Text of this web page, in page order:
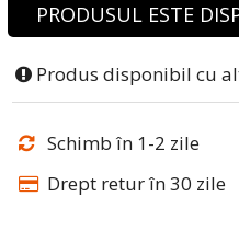
PRODUSUL ESTE
Produs disponibil cu
Schimb în 1-2 zile
Drept retur în 30 zile